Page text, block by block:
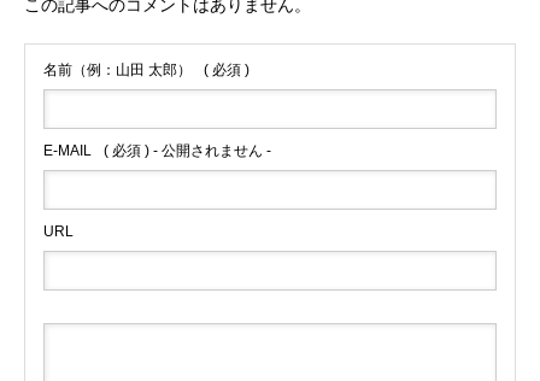
この記事へのコメントはありません。
名前（例：山田 太郎） ( 必須 )
E-MAIL ( 必須 ) - 公開されません -
URL